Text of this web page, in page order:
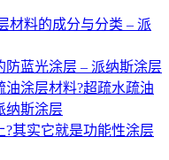
材料的成分与分类 – 派
蓝光涂层 – 派纳斯涂层
涂层材料?超疏水疏油
纳斯涂层
其实它就是功能性涂层